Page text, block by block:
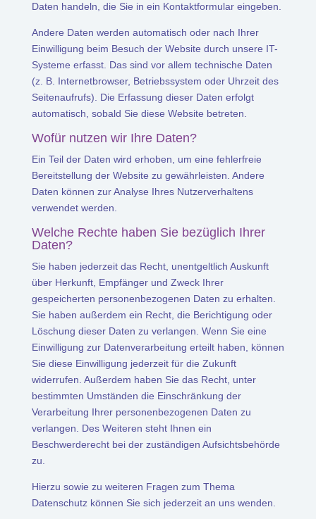
Daten handeln, die Sie in ein Kontaktformular eingeben.
Andere Daten werden automatisch oder nach Ihrer
Einwilligung beim Besuch der Website durch unsere IT-
Systeme erfasst. Das sind vor allem technische Daten
(z. B. Internetbrowser, Betriebssystem oder Uhrzeit des
Seitenaufrufs). Die Erfassung dieser Daten erfolgt
automatisch, sobald Sie diese Website betreten.
Wofür nutzen wir Ihre Daten?
Ein Teil der Daten wird erhoben, um eine fehlerfreie
Bereitstellung der Website zu gewährleisten. Andere
Daten können zur Analyse Ihres Nutzerverhaltens
verwendet werden.
Welche Rechte haben Sie bezüglich Ihrer
Daten?
Sie haben jederzeit das Recht, unentgeltlich Auskunft
über Herkunft, Empfänger und Zweck Ihrer
gespeicherten personenbezogenen Daten zu erhalten.
Sie haben außerdem ein Recht, die Berichtigung oder
Löschung dieser Daten zu verlangen. Wenn Sie eine
Einwilligung zur Datenverarbeitung erteilt haben, können
Sie diese Einwilligung jederzeit für die Zukunft
widerrufen. Außerdem haben Sie das Recht, unter
bestimmten Umständen die Einschränkung der
Verarbeitung Ihrer personenbezogenen Daten zu
verlangen. Des Weiteren steht Ihnen ein
Beschwerderecht bei der zuständigen Aufsichtsbehörde
zu.
Hierzu sowie zu weiteren Fragen zum Thema
Datenschutz können Sie sich jederzeit an uns wenden.